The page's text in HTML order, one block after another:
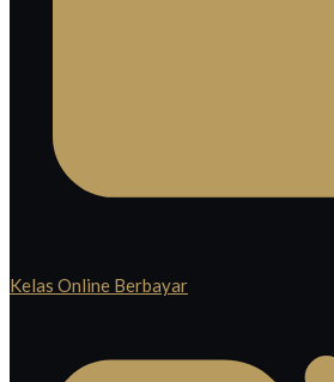
Kelas Online Berbayar